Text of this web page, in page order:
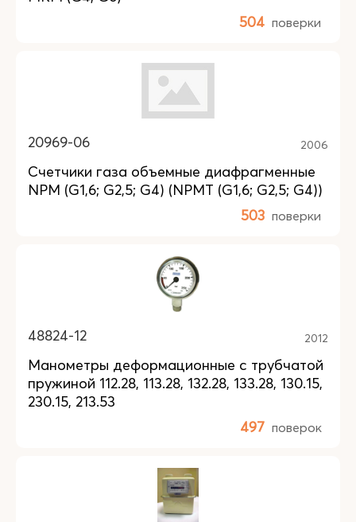
504 поверки
20969-06 2006
Счетчики газа объемные диафрагменные
NPM (G1,6; G2,5; G4) (NPMT (G1,6; G2,5; G4))
503 поверки
48824-12 2012
Манометры деформационные с трубчатой
пружиной 112.28, 113.28, 132.28, 133.28, 130.15,
230.15, 213.53
497 поверок